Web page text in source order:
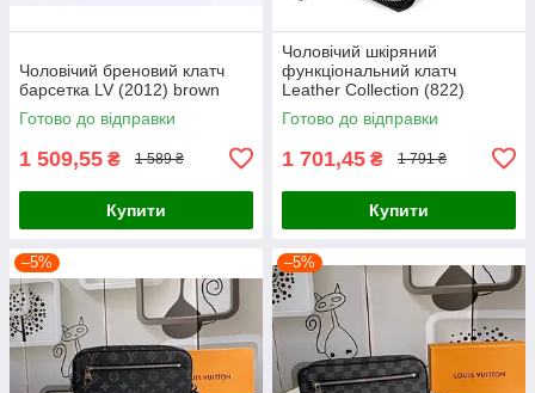
Чоловічий бреновий клатч
барсетка LV (2012) brown
Готово до відправки
1 509,55 ₴ 1 589 ₴
Купити
Чоловічий шкіряний
функціональний клатч
Leather Collection (822)
Готово до відправки
1 701,45 ₴ 1 791 ₴
Купити
–5% –5%